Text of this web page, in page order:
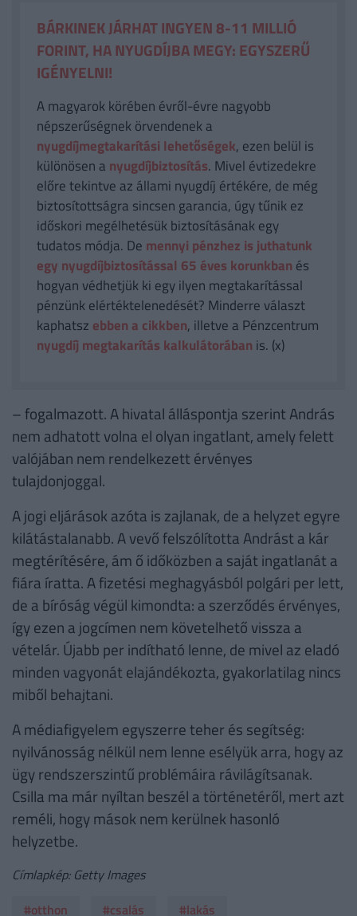
BÁRKINEK JÁRHAT INGYEN 8-11 MILLIÓ
FORINT, HA NYUGDÍJBA MEGY: EGYSZERŰ
IGÉNYELNI!
A magyarok körében évről-évre nagyobb
népszerűségnek örvendenek a
nyugdíjmegtakarítási lehetőségek, ezen belül is
különösen a nyugdíjbiztosítás. Mivel évtizedekre
előre tekintve az állami nyugdíj értékére, de még
biztosítottságra sincsen garancia, úgy tűnik ez
időskori megélhetésük biztosításának egy
tudatos módja. De mennyi pénzhez is juthatunk
egy nyugdíjbiztosítással 65 éves korunkban és
hogyan védhetjük ki egy ilyen megtakarítással
pénzünk elértéktelenedését? Minderre választ
kaphatsz ebben a cikkben, illetve a Pénzcentrum
nyugdíj megtakarítás kalkulátorában is. (x)
– fogalmazott. A hivatal álláspontja szerint András
nem adhatott volna el olyan ingatlant, amely felett
valójában nem rendelkezett érvényes
tulajdonjoggal.
A jogi eljárások azóta is zajlanak, de a helyzet egyre
kilátástalanabb. A vevő felszólította Andrást a kár
megtérítésére, ám ő időközben a saját ingatlanát a
fiára íratta. A fizetési meghagyásból polgári per lett,
de a bíróság végül kimondta: a szerződés érvényes,
így ezen a jogcímen nem követelhető vissza a
vételár. Újabb per indítható lenne, de mivel az eladó
minden vagyonát elajándékozta, gyakorlatilag nincs
miből behajtani.
A médiafigyelem egyszerre teher és segítség:
nyilvánosság nélkül nem lenne esélyük arra, hogy az
ügy rendszerszintű problémáira rávilágítsanak.
Csilla ma már nyíltan beszél a történetéről, mert azt
reméli, hogy mások nem kerülnek hasonló
helyzetbe.
Címlapkép: Getty Images
#otthon
#csalás #lakás